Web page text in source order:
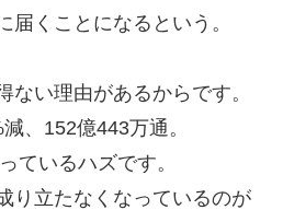
くことになるという。
い理由があるからです。
、152億443万通。
ているハズです。
り立たなくなっているのが